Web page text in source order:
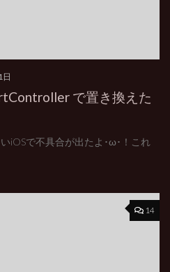
で置き換えた
iOSで不具合が出たよ･ω･！これ
14